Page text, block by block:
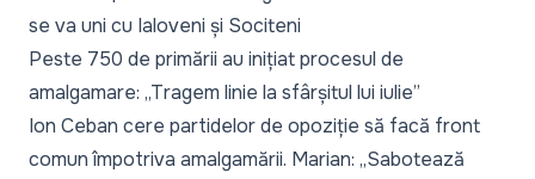
se va uni cu Ialoveni și Sociteni
Peste 750 de primării au inițiat procesul de
amalgamare: „Tragem linie la sfârșitul lui iulie”
Ion Ceban cere partidelor de opoziție să facă front
comun împotriva amalgamării. Marian: „Sabotează